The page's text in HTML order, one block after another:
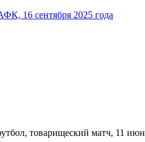
16 сентября 2025 года
товарищеский матч, 11